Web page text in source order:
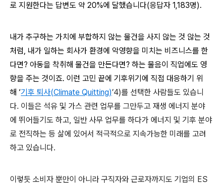
로 지원한다는 답변도 약 20%에 달했습니다(응답자 1,183명).
내가 추구하는 가치에 부합하지 않는 물건을 사지 않는 것 않는 것
처럼, 내가 일하는 회사가 환경에 악영향을 미치는 비즈니스를 한
다면? 아동을 착취해 물건을 만든다면? 하는 물음이 직업에도 영
향을 주는 것이죠. 이런 고민 끝에 기후위기에 직접 대응하기 위
해 ‘기후 퇴사(Climate Quitting)’4)를 선택한 사람들도 있습니
다. 이들은 석유 및 가스 관련 업무를 그만두고 재생 에너지 분야
에 뛰어들기도 하고, 일반 사무 업무를 하다가 에너지 및 기후 분야
로 전직하는 등 삶에 있어서 적극적으로 지속가능한 미래를 고려
하고 있습니다.
이렇듯 소비자 뿐만이 아니라 구직자와 근로자까지도 기업의 ES